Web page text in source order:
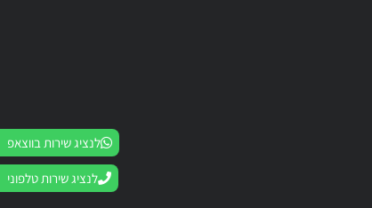
לנציג שירות בווצאפ
לנציג שירות טלפוני